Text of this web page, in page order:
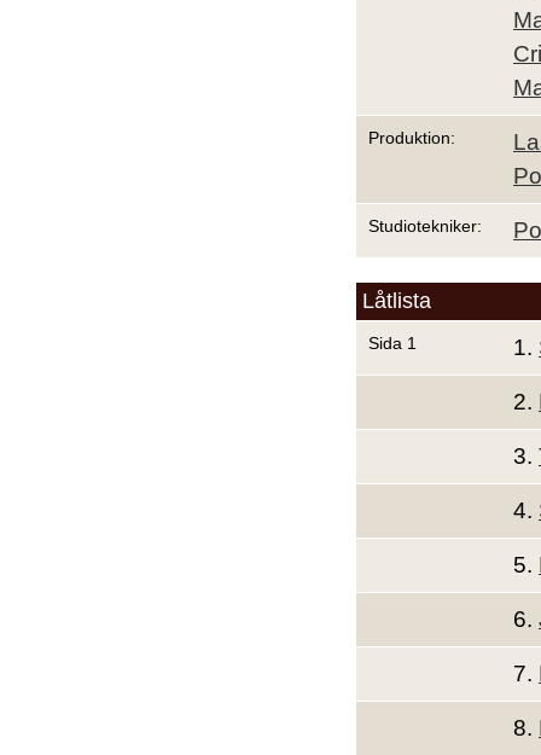
Produktion:
Studiotekniker:
Låtlista
Sida 1 1.
2.
3.
4.
5.
6.
7.
8.